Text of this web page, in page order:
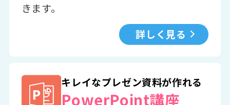
きます。
詳しく見る
キレイなプレゼン資料が作れる
PowerPoint講座